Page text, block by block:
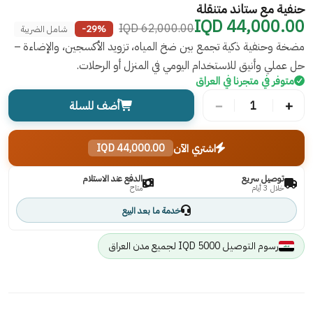
حنفية مع ستاند متنقلة
44,000.00 IQD
62,000.00 IQD
-29% شامل الضريبة
مضخة وحنفية ذكية تجمع بين ضخ المياه، تزويد الأكسجين، والإضاءة –
حل عملي وأنيق للاستخدام اليومي في المنزل أو الرحلات.
متوفر في متجرنا في العراق
+
1
− أضف للسلة
اشتري الآن 44,000.00 IQD
توصيل سريع
خلال 3 أيام
الدفع عند الاستلام
متاح
خدمة ما بعد البيع
رسوم التوصيل 5000 IQD لجميع مدن العراق